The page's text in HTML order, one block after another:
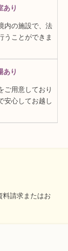
あり
内の施設で、法
うことができま
あり
ご用意しており
安心してお越し
請求またはお